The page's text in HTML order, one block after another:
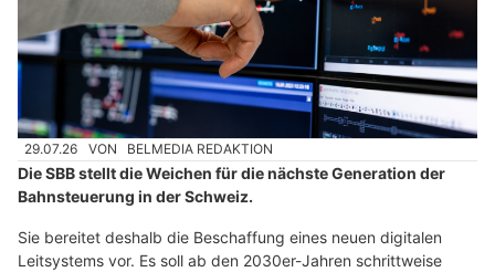
29.07.26 VON BELMEDIA REDAKTION
Die SBB stellt die Weichen für die nächste Generation der
Bahnsteuerung in der Schweiz.
Sie bereitet deshalb die Beschaffung eines neuen digitalen
Leitsystems vor. Es soll ab den 2030er-Jahren schrittweise